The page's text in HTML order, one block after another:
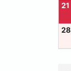
21
28